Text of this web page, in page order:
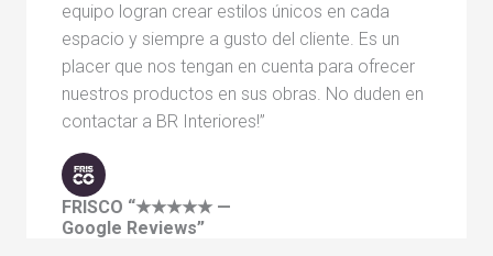
equipo logran crear estilos únicos en cada
espacio y siempre a gusto del cliente. Es un
placer que nos tengan en cuenta para ofrecer
nuestros productos en sus obras. No duden en
contactar a BR Interiores!”
FRISCO “★★★★★ —
Google Reviews”